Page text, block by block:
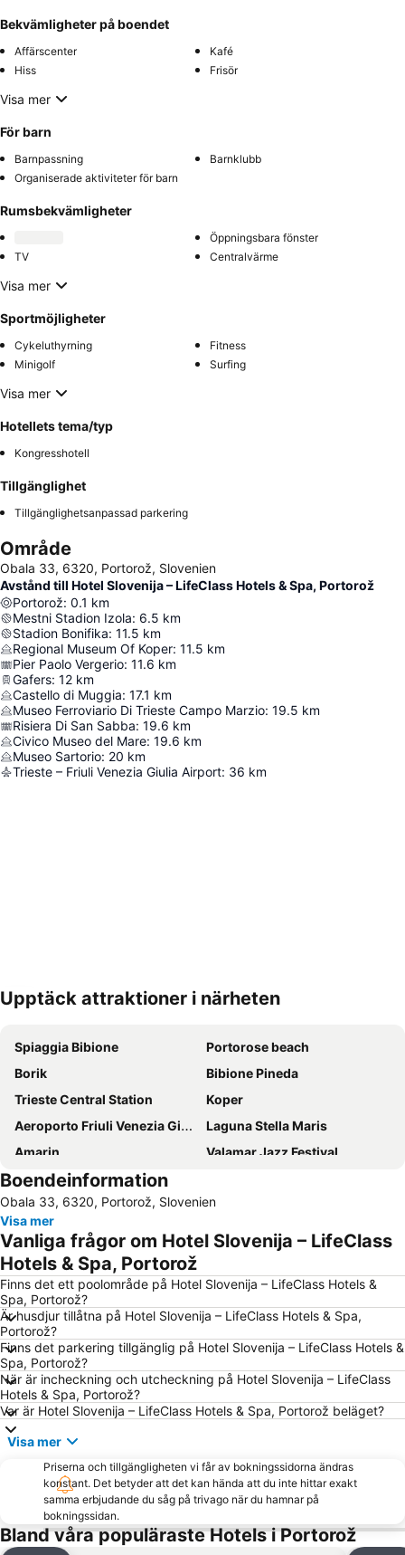
Bekvämligheter på boendet
Affärscenter
Kafé
Hiss
Frisör
Visa mer
För barn
Barnpassning
Barnklubb
Organiserade aktiviteter för barn
Rumsbekvämligheter
Öppningsbara fönster
TV
Centralvärme
Visa mer
Sportmöjligheter
Cykeluthyrning
Fitness
Minigolf
Surfing
Visa mer
Hotellets tema/typ
Kongresshotell
Tillgänglighet
Tillgänglighetsanpassad parkering
Område
Obala 33, 6320, Portorož, Slovenien
Avstånd till Hotel Slovenija – LifeClass Hotels & Spa, Portorož
Portorož: 0.1 km
Mestni Stadion Izola: 6.5 km
Stadion Bonifika: 11.5 km
Regional Museum Of Koper: 11.5 km
Pier Paolo Vergerio: 11.6 km
Gafers: 12 km
Castello di Muggia: 17.1 km
Museo Ferroviario Di Trieste Campo Marzio: 19.5 km
Risiera Di San Sabba: 19.6 km
Civico Museo del Mare: 19.6 km
Museo Sartorio: 20 km
Trieste – Friuli Venezia Giulia Airport: 36 km
Förstora kartan
Upptäck attraktioner i närheten
Spiaggia Bibione
Portorose beach
Borik
Bibione Pineda
Trieste Central Station
Koper
Aeroporto Friuli Venezia Giulia
Laguna Stella Maris
Amarin
Valamar Jazz Festival
Lignano Sabbiadoro
AC Zelena Laguna
Grado Pineta
Metropol Portorož
Porto di Trieste
Alla Lanterna
Bijela Uvala
AC Mareda
Barcolana
Primero
Donji Špadići
Lignano Pineta
Promohotel Poreč
Staro mesto Piran
Brulo
Lignano Riviera Beach
Aquapark Žusterna
FKK Ulika
Marina Portorož
Histrion
Tram de Opcina
Ambasciatori
Borgo Giuseppino
Istra Funtana
Simonov zaliv
Boendeinformation
Obala 33, 6320, Portorož, Slovenien
Visa mer
Vanliga frågor om Hotel Slovenija – LifeClass
Hotels & Spa, Portorož
Finns det ett poolområde på Hotel Slovenija – LifeClass Hotels &
Spa, Portorož?
Är husdjur tillåtna på Hotel Slovenija – LifeClass Hotels & Spa,
Portorož?
Finns det parkering tillgänglig på Hotel Slovenija – LifeClass Hotels &
Spa, Portorož?
När är incheckning och utcheckning på Hotel Slovenija – LifeClass
Hotels & Spa, Portorož?
Var är Hotel Slovenija – LifeClass Hotels & Spa, Portorož beläget?
Visa mer
Priserna och tillgängligheten vi får av bokningssidorna ändras
konstant. Det betyder att det kan hända att du inte hittar exakt
samma erbjudande du såg på trivago när du hamnar på
bokningssidan.
Bland våra populäraste Hotels i Portorož